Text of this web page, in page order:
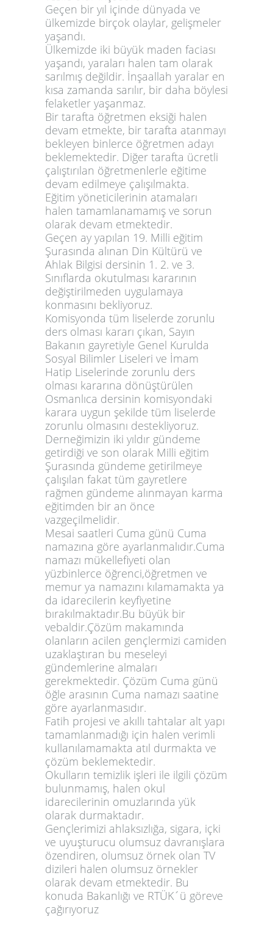
Geçen bir yıl içinde dünyada ve
ülkemizde birçok olaylar, gelişmeler
yaşandı.
Ülkemizde iki büyük maden faciası
yaşandı, yaraları halen tam olarak
sarılmış değildir. İnşaallah yaralar en
kısa zamanda sarılır, bir daha böylesi
felaketler yaşanmaz.
Bir tarafta öğretmen eksiği halen
devam etmekte, bir tarafta atanmayı
bekleyen binlerce öğretmen adayı
beklemektedir. Diğer tarafta ücretli
çalıştırılan öğretmenlerle eğitime
devam edilmeye çalışılmakta.
Eğitim yöneticilerinin atamaları
halen tamamlanamamış ve sorun
olarak devam etmektedir.
Geçen ay yapılan 19. Milli eğitim
Şurasında alınan Din Kültürü ve
Ahlak Bilgisi dersinin 1. 2. ve 3.
Sınıflarda okutulması kararının
değiştirilmeden uygulamaya
konmasını bekliyoruz.
Komisyonda tüm liselerde zorunlu
ders olması kararı çıkan, Sayın
Bakanın gayretiyle Genel Kurulda
Sosyal Bilimler Liseleri ve İmam
Hatip Liselerinde zorunlu ders
olması kararına dönüştürülen
Osmanlıca dersinin komisyondaki
karara uygun şekilde tüm liselerde
zorunlu olmasını destekliyoruz.
Derneğimizin iki yıldır gündeme
getirdiği ve son olarak Milli eğitim
Şurasında gündeme getirilmeye
çalışılan fakat tüm gayretlere
rağmen gündeme alınmayan karma
eğitimden bir an önce
vazgeçilmelidir.
Mesai saatleri Cuma günü Cuma
namazına göre ayarlanmalıdır.Cuma
namazı mükellefiyeti olan
yüzbinlerce öğrenci,öğretmen ve
memur ya namazını kılamamakta ya
da idarecilerin keyfiyetine
bırakılmaktadır.Bu büyük bir
vebaldir.Çözüm makamında
olanların acilen gençlermizi camiden
uzaklaştıran bu meseleyi
gündemlerine almaları
gerekmektedir. Çözüm Cuma günü
öğle arasının Cuma namazı saatine
göre ayarlanmasıdır.
Fatih projesi ve akıllı tahtalar alt yapı
tamamlanmadığı için halen verimli
kullanılamamakta atıl durmakta ve
çözüm beklemektedir.
Okulların temizlik işleri ile ilgili çözüm
bulunmamış, halen okul
idarecilerinin omuzlarında yük
olarak durmaktadır.
Gençlerimizi ahlaksızlığa, sigara, içki
ve uyuşturucu olumsuz davranışlara
özendiren, olumsuz örnek olan TV
dizileri halen olumsuz örnekler
olarak devam etmektedir. Bu
konuda Bakanlığı ve RTÜK´ü göreve
çağırıyoruz